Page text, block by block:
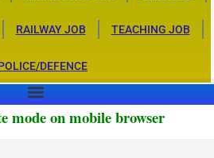
RAILWAY JOB TEACHING JOB
DEFENCE
mode on mobile browser